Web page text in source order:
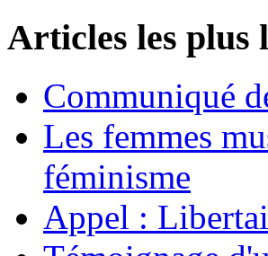
Articles les plus
Communiqué
Les femmes
féminisme
Appel :